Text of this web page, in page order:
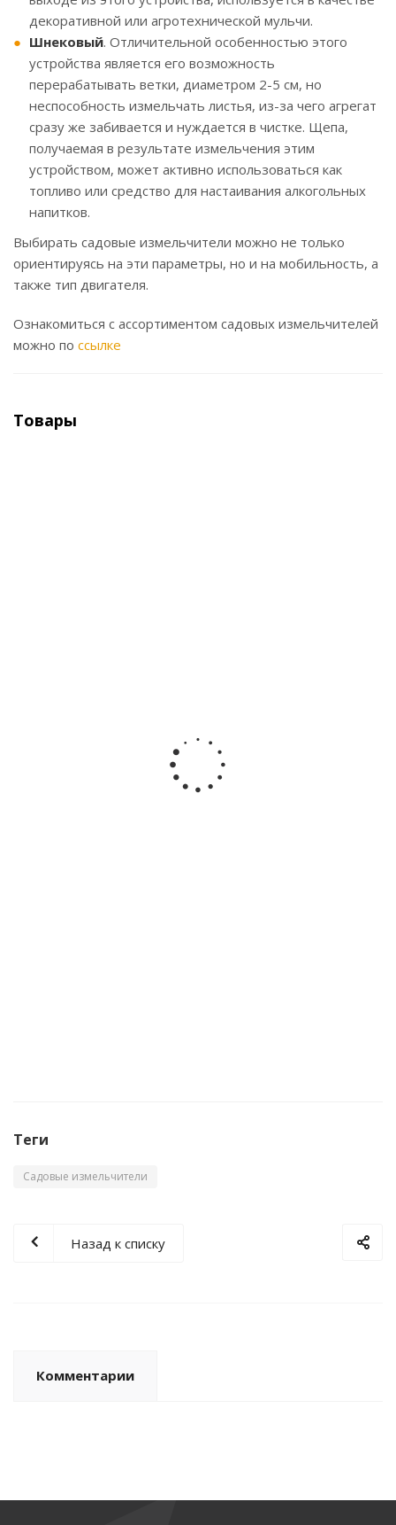
декоративной или агротехнической мульчи.
Шнековый. Отличительной особенностью этого
устройства является его возможность
перерабатывать ветки, диаметром 2-5 см, но
неспособность измельчать листья, из-за чего агрегат
сразу же забивается и нуждается в чистке. Щепа,
получаемая в результате измельчения этим
устройством, может активно использоваться как
топливо или средство для настаивания алкогольных
напитков.
Выбирать садовые измельчители можно не только
ориентируясь на эти параметры, но и на мобильность, а
также тип двигателя.
Ознакомиться с ассортиментом садовых измельчителей
можно по ссылке
Товары
Теги
Садовые измельчители
Назад к списку
Комментарии